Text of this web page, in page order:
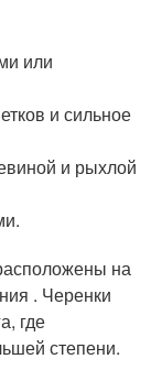
или
и сильное
и рыхлой
на
. Черенки
где
степени.